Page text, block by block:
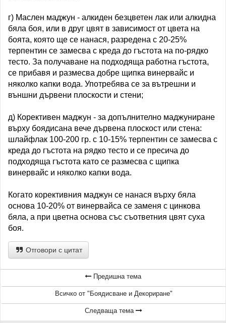
г) Маслен маджун - алкиден безцветен лак или алкидна
бяла боя, или в друг цвят в зависимост от цвета на
боята, която ще се нанася, разредена с 20-25%
терпентин се замесва с креда до гъстота на по-рядко
тесто. За получаване на подходяща работна гъстота,
се прибавя и размесва добре щипка винервайс и
няколко капки вода. Употребява се за вътрешни и
външни дървени плоскости и стени;
д) Корективен маджун - за допълнително маджуниране
върху боядисана вече дървена плоскост или стена:
шлайфлак 100-200 гр. с 10-15% терпентин се замесва с
креда до гъстота на рядко тесто и се пресича до
подходяща гъстота като се размесва с щипка
винервайс и няколко капки вода.
Когато корективния маджун се нанася върху бяла
основа 10-20% от винервайса се заменя с цинкова
бяла, а при цветна основа със съответния цвят суха
боя.
Отговори с цитат
Предишна тема
Всичко от "Боядисване и Декориране"
Следваща тема